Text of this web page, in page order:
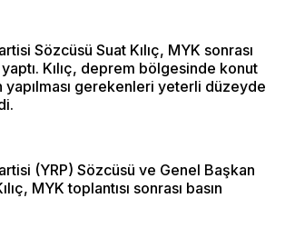
Sözcüsü Suat Kılıç, MYK sonrası
yaptı. Kılıç, deprem bölgesinde konut
yapılması gerekenleri yeterli düzeyde
(YRP) Sözcüsü ve Genel Başkan
MYK toplantısı sonrası basın